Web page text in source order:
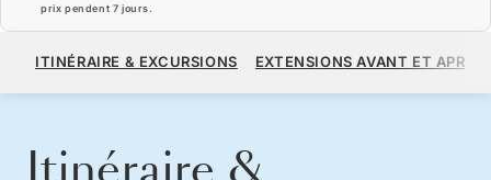
prix pendent 7 jours.
À PARTIR DE 6 020 $US
ITINÉRAIRE & EXCURSIONS EXTENSIONS AVANT ET APRÈS